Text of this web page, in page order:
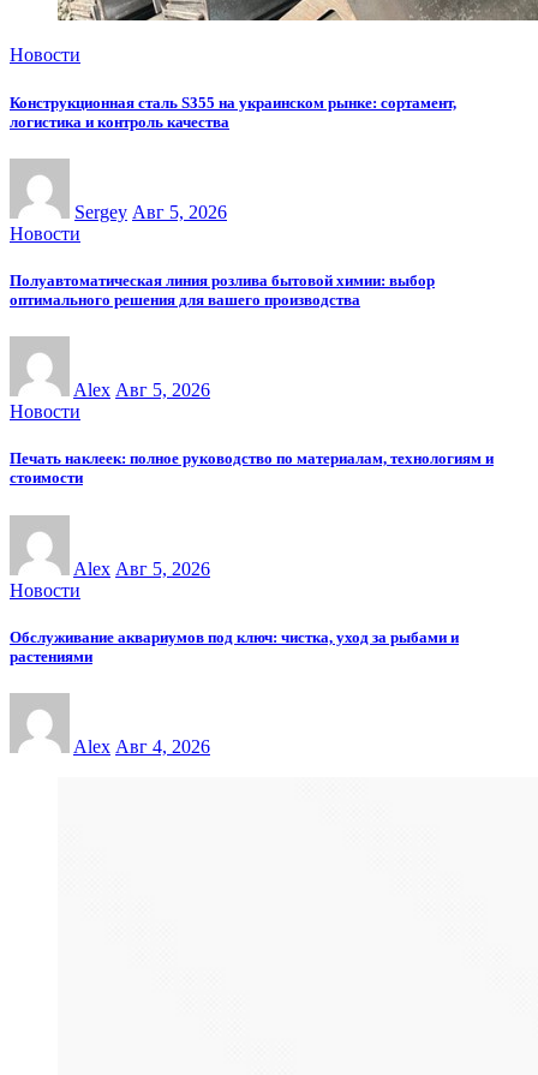
Новости
Конструкционная сталь S355 на украинском рынке: сортамент,
логистика и контроль качества
Sergey Авг 5, 2026
Новости
Полуавтоматическая линия розлива бытовой химии: выбор
оптимального решения для вашего производства
Alex Авг 5, 2026
Новости
Печать наклеек: полное руководство по материалам, технологиям и
стоимости
Alex Авг 5, 2026
Новости
Обслуживание аквариумов под ключ: чистка, уход за рыбами и
растениями
Alex Авг 4, 2026